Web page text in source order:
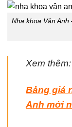
Nha khoa Vân
Xem thêm:
Bảng giá
Anh mới